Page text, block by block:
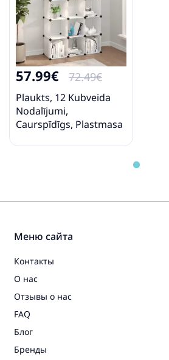
57.99€ 72.49€
Plaukts, 12 Kubveida
Nodalījumi,
Caurspīdīgs, Plastmasa
Меню сайта
Контакты
О нас
Отзывы о нас
FAQ
Блог
Бренды